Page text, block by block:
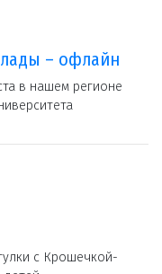
– офлайн
в нашем регионе
с Крошечкой-